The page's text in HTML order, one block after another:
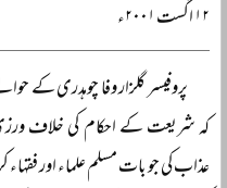
۱۲ اگست ۲۰۰۱ء
پروفیسر گلزار وفا چوہدری کے
کہ شریعت کے احکام کی خلاف
عذاب کی جو بات مسلم علماء اور